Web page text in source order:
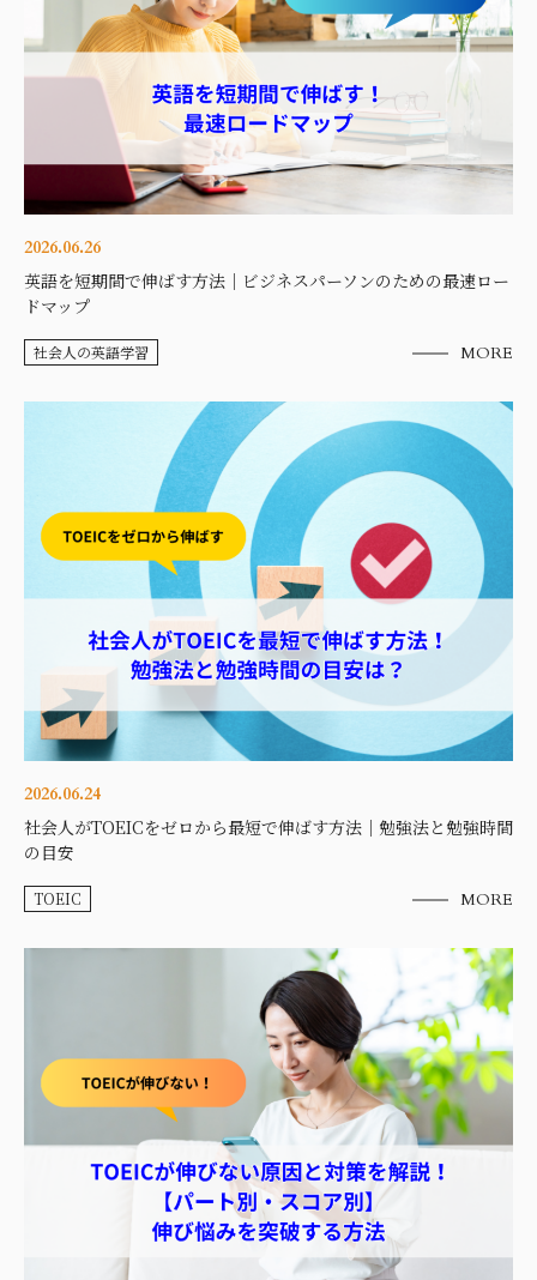
2026.06.26
英語を短期間で伸ばす方法｜ビジネスパーソンのための最速ロー
ドマップ
社会人の英語学習 MORE
2026.06.24
社会人がTOEICをゼロから最短で伸ばす方法｜勉強法と勉強時間
の目安
TOEIC MORE